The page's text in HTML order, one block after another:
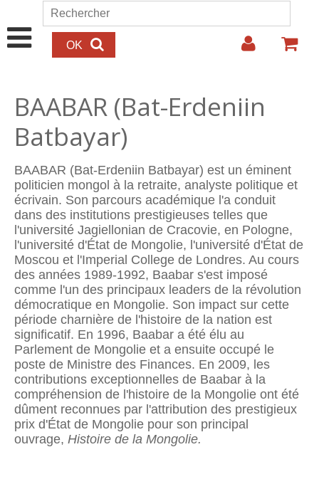
Aller au contenu principal
Formulaire de recherche
Rechercher
BAABAR (Bat-Erdeniin
Batbayar)
BAABAR (Bat-Erdeniin Batbayar) est un éminent
politicien mongol à la retraite, analyste politique et
écrivain. Son parcours académique l'a conduit
dans des institutions prestigieuses telles que
l'université Jagiellonian de Cracovie, en Pologne,
l'université d'État de Mongolie, l'université d'État de
Moscou et l'Imperial College de Londres. Au cours
des années 1989-1992, Baabar s'est imposé
comme l'un des principaux leaders de la révolution
démocratique en Mongolie. Son impact sur cette
période charnière de l'histoire de la nation est
significatif. En 1996, Baabar a été élu au
Parlement de Mongolie et a ensuite occupé le
poste de Ministre des Finances. En 2009, les
contributions exceptionnelles de Baabar à la
compréhension de l'histoire de la Mongolie ont été
dûment reconnues par l'attribution des prestigieux
prix d'État de Mongolie pour son principal
ouvrage, Histoire de la Mongolie.